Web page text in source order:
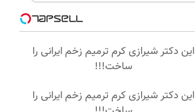
این دکتر شیرازی کرم ترمیم زخم ایرانی را
ساخت!!!
این دکتر شیرازی کرم ترمیم زخم ایرانی را